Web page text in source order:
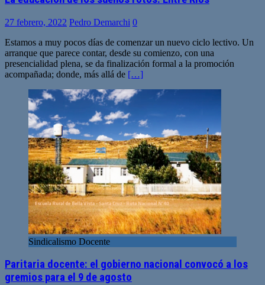
27 febrero, 2022 Pedro Demarchi 0
Estamos a muy pocos días de comenzar un nuevo ciclo lectivo. Un
arranque que parece contar, desde su comienzo, con una
presencialidad plena, se da finalización formal a la promoción
acompañada; donde, más allá de […]
Sindicalismo Docente
Paritaria docente: el gobierno nacional convocó a los
gremios para el 9 de agosto